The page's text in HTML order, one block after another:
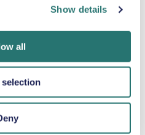
Show details
all
extra per passeggeri e
quando si visita Nizza?
a piedi, avere un'auto
Tourer offre flessibilità,
la Costa Azzurra. Il
la trasmissione automatica
rendono facile da gestire